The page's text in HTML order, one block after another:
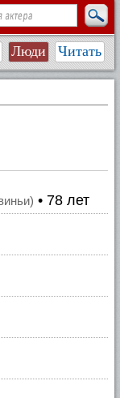
Люди Читать
• 78 лет